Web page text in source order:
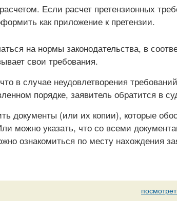
Если расчет претензионных
как приложение к претензии.
на нормы законодательства, в
свои требования.
в случае неудовлетворения
порядке, заявитель обратится в
документы (или их копии), которые
можно указать, что со всеми
ознакомиться по месту нахождения